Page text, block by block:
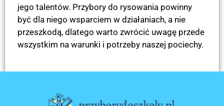
jego talentów. Przybory do rysowania powinny
być dla niego wsparciem w działaniach, a nie
przeszkodą, dlatego warto zwrócić uwagę przede
wszystkim na warunki i potrzeby naszej pociechy.